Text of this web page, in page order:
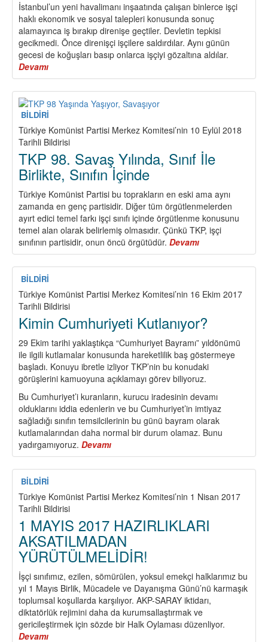
İstanbul’un yeni havalimanı inşaatında çalışan binlerce işçi
haklı ekonomik ve sosyal talepleri konusunda sonuç
alamayınca iş bırakıp direnişe geçtiler. Devletin tepkisi
gecikmedi. Önce direnişçi işçilere saldırdılar. Aynı günün
gecesi de koğuşları basıp onlarca işçiyi gözaltına aldılar.
Devamı
Havalimanı
İşçileri
ile
Yükseltelim,
Sınıf
Örelim,
Sendikal
Birliği
Sağlayalım!
BİLDİRİ
Türkiye Komünist Partisi Merkez Komitesi’nin 10 Eylül 2018
Tarihli Bildirisi
TKP 98. Savaş Yılında, Sınıf İle
Birlikte, Sınıfın İçinde
Türkiye Komünist Partisi bu toprakların en eski ama aynı
zamanda en genç partisidir. Diğer tüm örgütlenmelerden
ayırt edici temel farkı işçi sınıfı içinde örgütlenme konusunu
temel alan olarak belirlemiş olmasıdır. Çünkü TKP, işçi
sınıfının partisidir, onun öncü örgütüdür. Devamı
TKP
98.
Yılında,
Birlikte,
Sınıfın
İçinde
BİLDİRİ
Türkiye Komünist Partisi Merkez Komitesi’nin 16 Ekim 2017
Tarihli Bildirisi
Kimin Cumhuriyeti Kutlanıyor?
29 Ekim tarihi yaklaştıkça “Cumhuriyet Bayramı” yıldönümü
ile ilgili kutlamalar konusunda hareketlilik baş göstermeye
başladı. Konuyu ibretle izliyor TKP’nin bu konudaki
görüşlerini kamuoyuna açıklamayı görev biliyoruz.
Bu Cumhuriyet’i kuranların, kurucu iradesinin devamı
olduklarını iddia edenlerin ve bu Cumhuriyet’in imtiyaz
sağladığı sınıfın temsilcilerinin bu günü bayram olarak
kutlamalarından daha normal bir durum olamaz. Bunu
yadırgamıyoruz. Devamı
Kimin
Cumhuriyeti
BİLDİRİ
Türkiye Komünist Partisi Merkez Komitesi’nin 1 Nisan 2017
Tarihli Bildirisi
1 MAYIS 2017 HAZIRLIKLARI
AKSATILMADAN
YÜRÜTÜLMELİDİR!
İşçi sınıfımız, ezilen, sömürülen, yoksul emekçi halklarımız bu
yıl 1 Mayıs Birlik, Mücadele ve Dayanışma Günü’nü karmaşık
toplumsal koşullarda karşılıyor. AKP-SARAY iktidarı,
diktatörlük rejimini daha da kurumsallaştırmak ve
gericileştirmek için sözde bir Halk Oylaması düzenliyor.
Devamı